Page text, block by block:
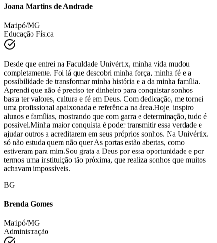
Matipó/MG
Educação Física
Desde que entrei na Faculdade Univértix, minha vida mudou
completamente. Foi lá que descobri minha força, minha fé e a
possibilidade de transformar minha história e a da minha família.
Aprendi que não é preciso ter dinheiro para conquistar sonhos —
basta ter valores, cultura e fé em Deus. Com dedicação, me tornei
uma profissional apaixonada e referência na área.Hoje, inspiro
alunos e famílias, mostrando que com garra e determinação, tudo é
possível.Minha maior conquista é poder transmitir essa verdade e
ajudar outros a acreditarem em seus próprios sonhos. Na Univértix,
só não estuda quem não quer.As portas estão abertas, como
estiveram para mim.Sou grata a Deus por essa oportunidade e por
termos uma instituição tão próxima, que realiza sonhos que muitos
achavam impossíveis.
Matipó/MG
Administração